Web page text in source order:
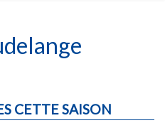
CETTE SAISON